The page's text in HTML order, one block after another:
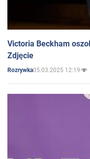
Victoria Beckham
Zdjęcie
Rozrywka05.03.2025 12:19